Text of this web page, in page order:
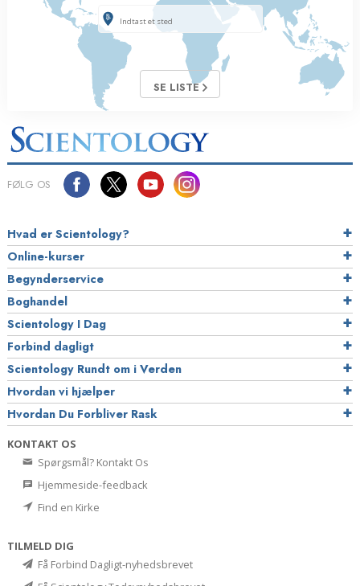
SE LISTE
FØLG OS
Hvad er Scientology?
Online-kurser
Begynderservice
Boghandel
Scientology I Dag
Forbind dagligt
Scientology Rundt om i Verden
Hvordan vi hjælper
Hvordan Du Forbliver Rask
KONTAKT OS
Spørgsmål? Kontakt Os
Hjemmeside-feedback
Find en Kirke
TILMELD DIG
Få Forbind Dagligt-nyhedsbrevet